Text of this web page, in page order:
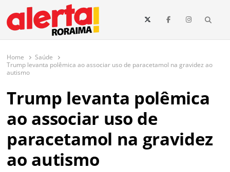
conteúdo
O maior portal de notícias de Roraima
O Alerta Roraima é seu portal de notícias completo sobre política,
e todo o estado de Roraima. Fique sempre informado com
atualizações em tempo real!
Home
Saúde
Trump levanta polêmica ao associar uso de paracetamol na gravidez ao
autismo
Trump levanta polêmica
ao associar uso de
paracetamol na gravidez
ao autismo